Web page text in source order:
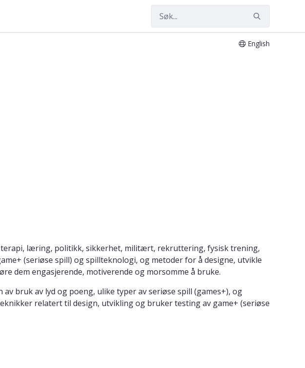
English
læring, politikk, sikkerhet, militært, rekruttering, fysisk trening,
(seriøse spill) og spillteknologi, og metoder for å designe, utvikle
dem engasjerende, motiverende og morsomme å bruke.
bruk av lyd og poeng, ulike typer av seriøse spill (games+), og
relatert til design, utvikling og bruker testing av game+ (seriøse